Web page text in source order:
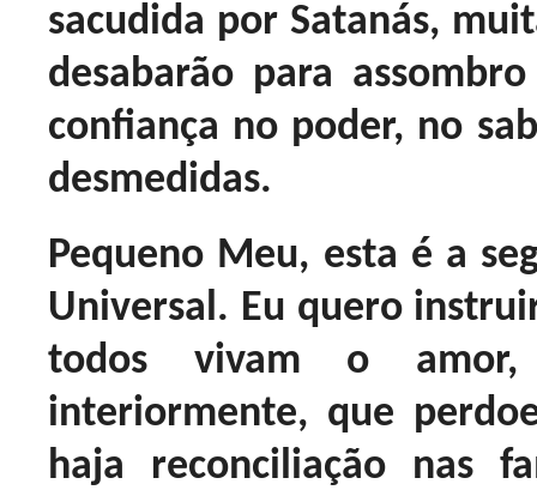
sacudida por Satanás,
desabarão para
confiança no poder, no
desmedidas.
Pequeno Meu, esta é a
Universal. Eu quero
todos vivam o amor,
interiormente, que
haja reconciliação nas